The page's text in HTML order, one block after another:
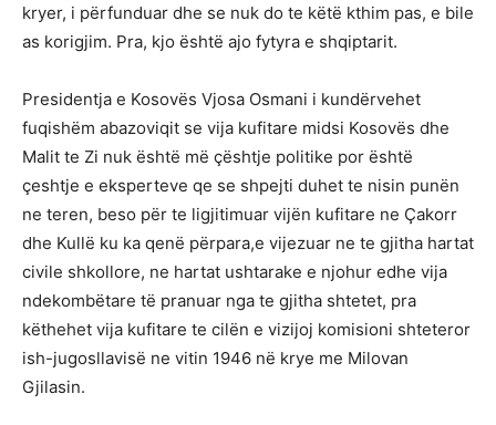
kryer, i përfunduar dhe se nuk do te këtë kthim pas, e bile
as korigjim. Pra, kjo është ajo fytyra e shqiptarit.
Presidentja e Kosovës Vjosa Osmani i kundërvehet
fuqishëm abazoviqit se vija kufitare midsi Kosovës dhe
Malit te Zi nuk është më çështje politike por është
çeshtje e eksperteve qe se shpejti duhet te nisin punën
ne teren, beso për te ligjitimuar vijën kufitare ne Çakorr
dhe Kullë ku ka qenë përpara,e vijezuar ne te gjitha hartat
civile shkollore, ne hartat ushtarake e njohur edhe vija
ndekombëtare të pranuar nga te gjitha shtetet, pra
këthehet vija kufitare te cilën e vizijoj komisioni shteteror
ish-jugosllavisë ne vitin 1946 në krye me Milovan
Gjilasin.